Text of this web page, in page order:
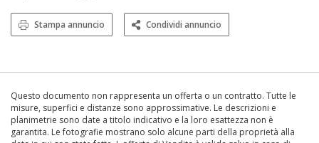
Stampa annuncio Condividi annuncio
Questo documento non rappresenta un offerta o un contratto. Tutte le
misure, superfici e distanze sono approssimative. Le descrizioni e
planimetrie sono date a titolo indicativo e la loro esattezza non è
garantita. Le fotografie mostrano solo alcune parti della proprietà alla